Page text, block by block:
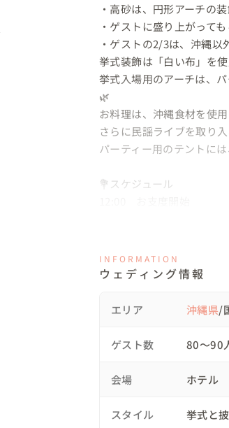
・高砂は、円形アーチの
・ゲストに盛り上がって
・ゲストの2/3は、沖縄
挙式装飾は「白い布」を
挙式入場用のアーチは、
🌿
お料理は、沖縄食材を使
さらに民謡ライブを取り
パーティー用のテントに
💐スケジュール
16:00　挙式
16:40　パーティー
おふたりは、前日から会
・挙式
おふたりが入場されると
INFORMATION
ウェディング情報
エリア 沖縄県/
ゲスト数 80〜90
会場 ホテル
スタイル 挙式と